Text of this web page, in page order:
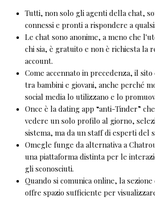
Tutti, non solo gli agenti della chat,
connessi e pronti a rispondere a
Le chat sono anonime, a meno che
chi sia, è gratuito e non è richiesta la
account.
Come accennato in precedenza, il
tra bambini e giovani, anche perché
social media lo utilizzano e lo
Once è la dating app “anti-Tinder”
vedere un solo profilo al giorno,
sistema, ma da un staff di esperti del
Omegle funge da alternativa a
una piattaforma distinta per le
gli sconosciuti.
Quando si comunica online, la sezione
offre spazio sufficiente per